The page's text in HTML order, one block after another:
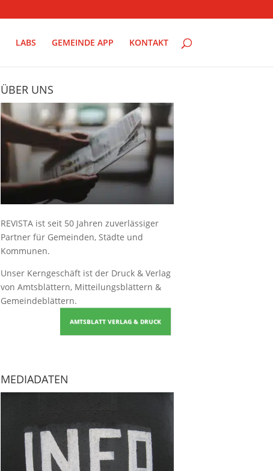
LABS GEMEINDE APP KONTAKT
ÜBER UNS
REVISTA ist seit 50 Jahren zuverlässiger
Partner für Gemeinden, Städte und
Kommunen.
Unser Kerngeschäft ist der Druck & Verlag
von Amtsblättern, Mitteilungsblättern &
Gemeindeblättern.
AMTSBLATT VERLAG & DRUCK
MEDIADATEN